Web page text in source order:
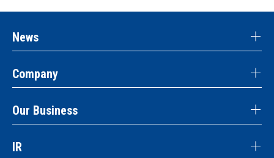
News
Company
Our Business
IR